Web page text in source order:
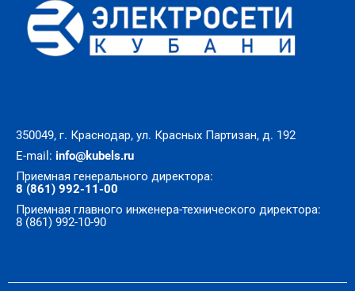
350049, г. Краснодар, ул. Красных Партизан, д. 192
E-mail: info@kubels.ru
Приемная генерального директора:
8 (861) 992-11-00
Приемная главного инженера-технического директора:
8 (861) 992-10-90